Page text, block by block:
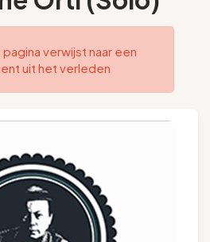
Volg ons
verwijst naar een
uit het verleden